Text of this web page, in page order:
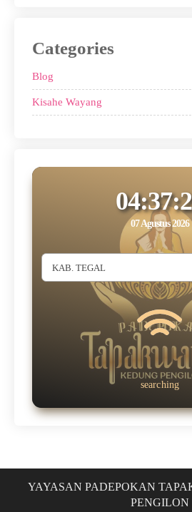
Categories
Blog
Kisahe Wayang
07 Agustus 2026
KAB. TEGAL
YAYASAN PADEPOKAN
PENGILON